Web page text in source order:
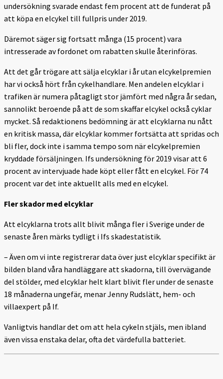
undersökning svarade endast fem procent att de funderat på
att köpa en elcykel till fullpris under 2019.
Däremot säger sig fortsatt många (15 procent) vara
intresserade av fordonet om rabatten skulle återinföras.
Att det går trögare att sälja elcyklar i år utan elcykelpremien
har vi också hört från cykelhandlare. Men andelen elcyklar i
trafiken är numera påtagligt stor jämfört med några år sedan,
sannolikt beroende på att de som skaffar elcykel också cyklar
mycket. Så redaktionens bedömning är att elcyklarna nu nått
en kritisk massa, där elcyklar kommer fortsätta att spridas och
bli fler, dock inte i samma tempo som när elcykelpremien
kryddade försäljningen. Ifs undersökning för 2019 visar att 6
procent av intervjuade hade köpt eller fått en elcykel. För 74
procent var det inte aktuellt alls med en elcykel.
Fler skador med elcyklar
Att elcyklarna trots allt blivit många fler i Sverige under de
senaste åren märks tydligt i Ifs skadestatistik.
– Även om vi inte registrerar data över just elcyklar specifikt är
bilden bland våra handläggare att skadorna, till övervägande
del stölder, med elcyklar helt klart blivit fler under de senaste
18 månaderna ungefär, menar Jenny Rudslätt, hem- och
villaexpert på If.
Vanligtvis handlar det om att hela cykeln stjäls, men ibland
även vissa enstaka delar, ofta det värdefulla batteriet.